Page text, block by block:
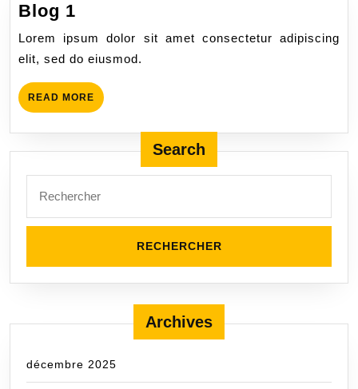
Blog 1
Lorem ipsum dolor sit amet consectetur adipiscing
elit, sed do eiusmod.
READ MORE
Search
Archives
décembre 2025